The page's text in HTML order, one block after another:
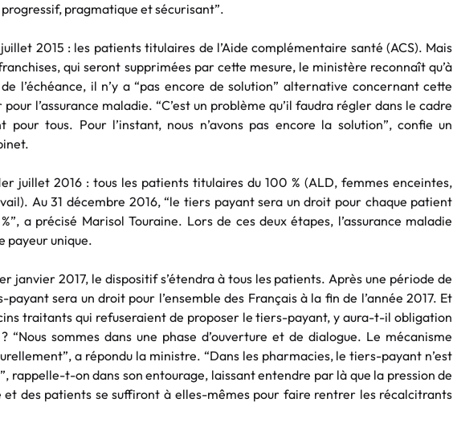
pragmatique et sécurisant”.
2015 : les patients titulaires de l’Aide complémentaire santé (ACS). Mais
qui seront supprimées par cette mesure, le ministère reconnaît qu’à
l’échéance, il n’y a “pas encore de solution” alternative concernant cette
l’assurance maladie. “C’est un problème qu’il faudra régler dans le cadre
pour tous. Pour l’instant, nous n’avons pas encore la solution”, confie un
juillet 2016 : tous les patients titulaires du 100 % (ALD, femmes enceintes,
Au 31 décembre 2016, “le tiers payant sera un droit pour chaque patient
a précisé Marisol Touraine. Lors de ces deux étapes, l’assurance maladie
payeur unique.
janvier 2017, le dispositif s’étendra à tous les patients. Après une période de
sera un droit pour l’ensemble des Français à la fin de l’année 2017. Et
traitants qui refuseraient de proposer le tiers-payant, y aura-t-il obligation
“Nous sommes dans une phase d’ouverture et de dialogue. Le mécanisme
a répondu la ministre. “Dans les pharmacies, le tiers-payant n’est
rappelle-t-on dans son entourage, laissant entendre par là que la pression de
et des patients se suffiront à elles-mêmes pour faire rentrer les récalcitrants